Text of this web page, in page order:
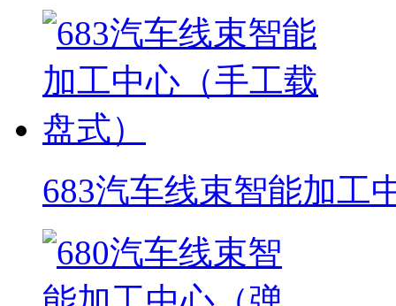
683汽车线束智能加工